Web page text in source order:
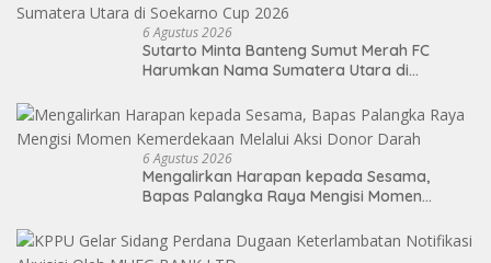
6 Agustus 2026
Sutarto Minta Banteng Sumut Merah FC
Harumkan Nama Sumatera Utara di
6 Agustus 2026
Mengalirkan Harapan kepada Sesama,
Bapas Palangka Raya Mengisi Momen